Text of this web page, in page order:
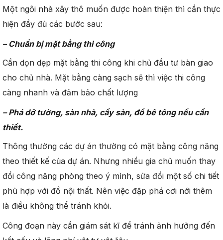
Một ngôi nhà xây thô muốn được hoàn thiện thì cần thực
hiện đầy đủ các bước sau:
– Chuẩn bị mặt bằng thi công
Cần dọn dẹp mặt bằng thi công khi chủ đầu tư bàn giao
cho chủ nhà. Mặt bằng càng sạch sẽ thì việc thi công
càng nhanh và đảm bảo chất lượng
–Phá dỡ tường, sàn nhà, cấy sàn, đổ bê tông nếu cần
thiết.
Thông thường các dự án thường có mặt bằng công năng
theo thiết kế của dự án. Nhưng nhiều gia chủ muốn thay
đổi công năng phòng theo ý mình, sửa đổi một số chi tiết
phù hợp với đồ nội thất. Nên việc đập phá cơi nới thêm
là điều không thể tránh khỏi.
Công đoạn này cần giám sát kĩ để tránh ảnh hưởng đến